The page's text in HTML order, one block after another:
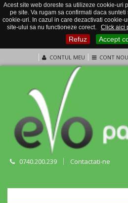
Acest site web doreste sa utilizeze cookie-uri
pe site. Va rugam sa confirmati daca
cookie-uri. In cazul in care dezactivati cookie-
site-ului sa nu functioneze corect.
Click aici
Refuz Accept
CONTUL MEU CONT NOU
0740.200.239 Contactati-ne